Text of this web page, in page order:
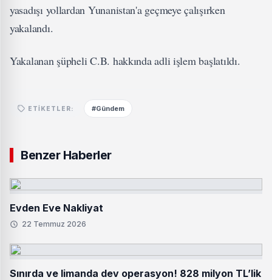
yasadışı yollardan Yunanistan'a geçmeye çalışırken
yakalandı.
Yakalanan şüpheli C.B. hakkında adli işlem başlatıldı.
ETIKETLER: #Gündem
Benzer Haberler
Evden Eve Nakliyat
22 Temmuz 2026
Sınırda ve limanda dev operasyon! 828 milyon TL’lik